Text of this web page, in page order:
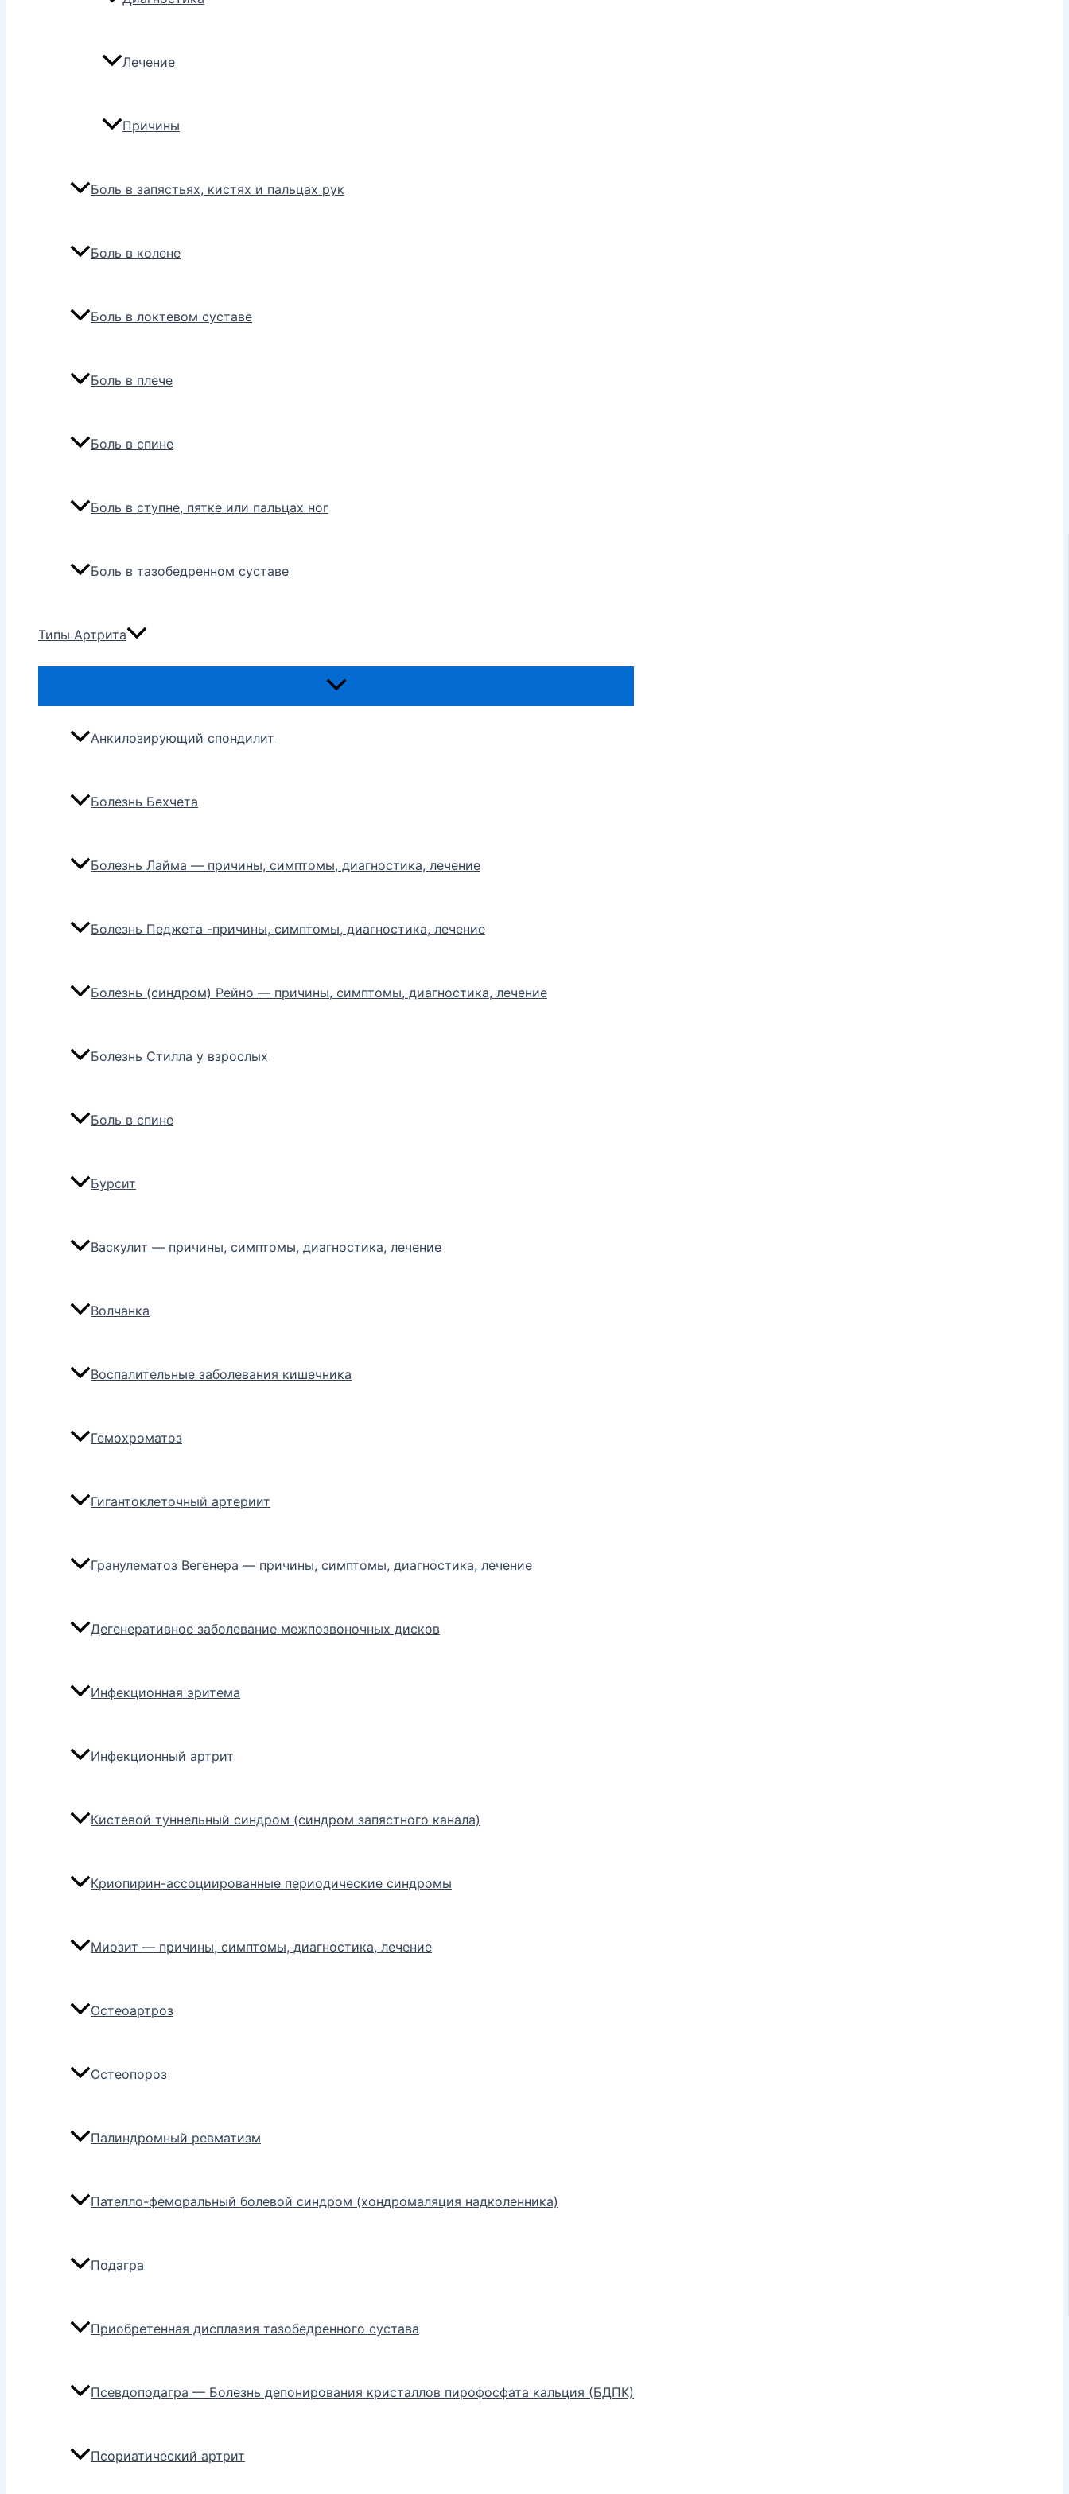
Лечение
Причины
Боль в запястьях, кистях и пальцах рук
Боль в колене
Боль в локтевом суставе
Боль в плече
Боль в спине
Боль в ступне, пятке или пальцах ног
Боль в тазобедренном суставе
Типы Артрита
Переключатель
Анкилозирующий спондилит
Болезнь Бехчета
Болезнь Лайма — причины, симптомы, диагностика, лечение
Болезнь Педжета -причины, симптомы, диагностика, лечение
Болезнь (синдром) Рейно — причины, симптомы, диагностика, лечение
Болезнь Стилла у взрослых
Боль в спине
Бурсит
Васкулит — причины, симптомы, диагностика, лечение
Волчанка
Воспалительные заболевания кишечника
Гемохроматоз
Гигантоклеточный артериит
Гранулематоз Вегенера — причины, симптомы, диагностика, лечение
Дегенеративное заболевание межпозвоночных дисков
Инфекционная эритема
Инфекционный артрит
Кистевой туннельный синдром (синдром запястного канала)
Криопирин-ассоциированные периодические синдромы
Миозит — причины, симптомы, диагностика, лечение
Остеоартроз
Остеопороз
Палиндромный ревматизм
Пателло-феморальный болевой синдром (хондромаляция надколенника)
Подагра
Приобретенная дисплазия тазобедренного сустава
Псевдоподагра — Болезнь депонирования кристаллов пирофосфата кальция (БДПК)
Псориатический артрит